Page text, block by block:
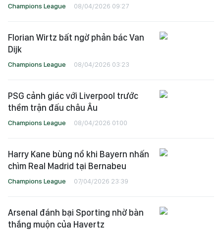
Champions League 08/04/2026 09:27
Florian Wirtz bất ngờ phản bác Van
Dijk
Champions League 08/04/2026 03:23
PSG cảnh giác với Liverpool trước
thềm trận đấu châu Âu
Champions League 08/04/2026 01:00
Harry Kane bùng nổ khi Bayern nhấn
chìm Real Madrid tại Bernabeu
Champions League 07/04/2026 23:39
Arsenal đánh bại Sporting nhờ bàn
thắng muộn của Havertz